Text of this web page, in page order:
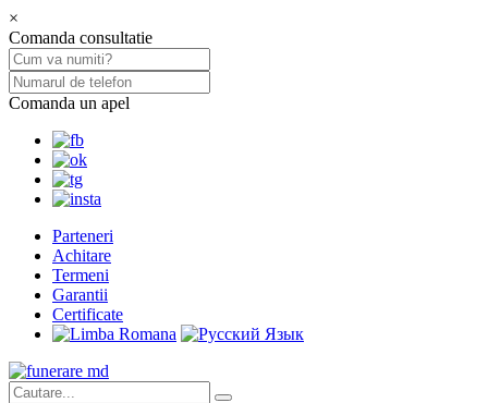
×
Comanda consultatie
Comanda un apel
Parteneri
Achitare
Termeni
Garantii
Certificate